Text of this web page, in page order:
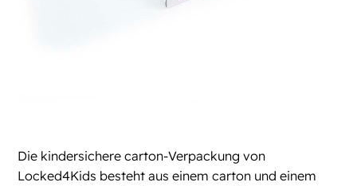
Die kindersichere carton-Verpackung von
Locked4Kids besteht aus einem carton und einem